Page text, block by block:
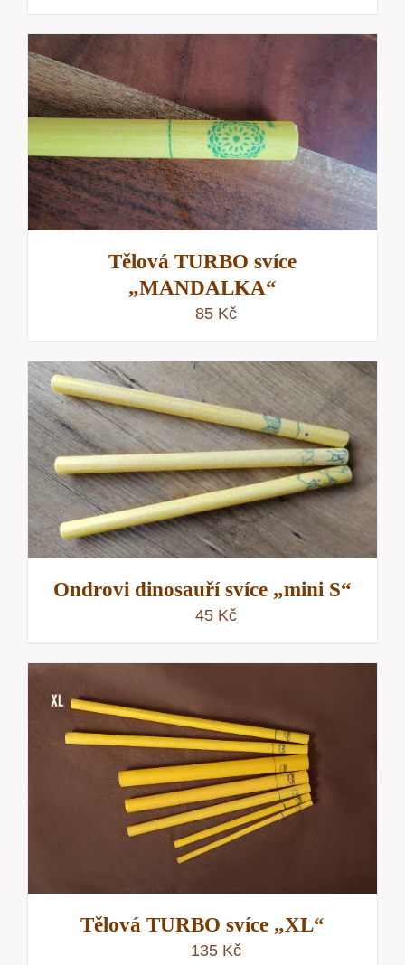
Tělová TURBO svíce
„MANDALKA“
85 Kč
Ondrovi dinosauří svíce „mini S“
45 Kč
Tělová TURBO svíce „XL“
135 Kč